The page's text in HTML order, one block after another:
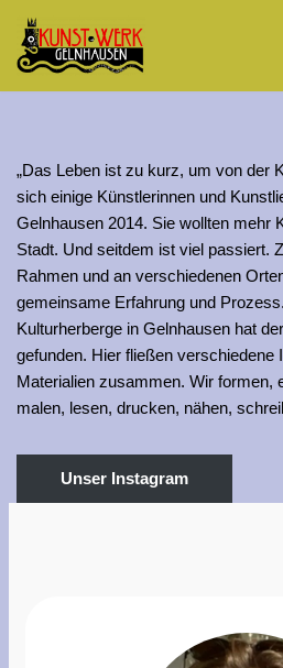
Zum
„Das Leben ist zu kurz, um von der
sich einige Künstlerinnen und
Gelnhausen 2014. Sie wollten mehr
Stadt. Und seitdem ist viel passiert.
Rahmen und an verschiedenen
gemeinsame Erfahrung und
Kulturherberge in Gelnhausen hat
gefunden. Hier fließen verschiedene
Materialien zusammen. Wir formen,
malen, lesen, drucken, nähen,
Unser Instagram